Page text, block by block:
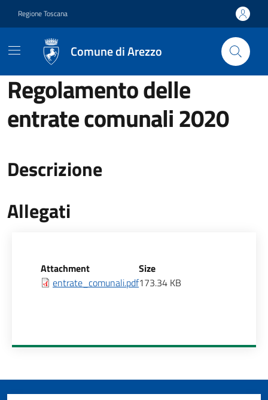
Regione Toscana
Comune di Arezzo
Regolamento delle
entrate comunali 2020
Descrizione
Allegati
Allegati
Attachment
Size
entrate_comunali.pdf173.34 KB